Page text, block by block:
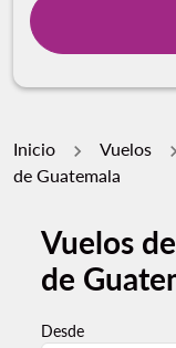
Inicio Vuelos
de Guatemala
Vuelos
de
Desde